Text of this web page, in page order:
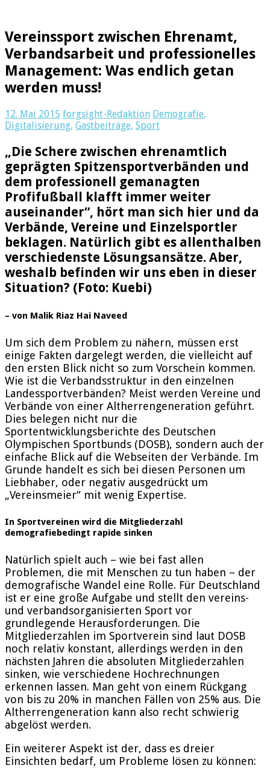
Vereinssport zwischen Ehrenamt,
Verbandsarbeit und professionelles
Management: Was endlich getan
werden muss!
12. Mai 2015 forgsight-Redaktion Demografie,
Digitalisierung, Gastbeiträge, Sport
„Die Schere zwischen ehrenamtlich
geprägten Spitzensportverbänden und
dem professionell gemanagten
Profifußball klafft immer weiter
auseinander“, hört man sich hier und da
Verbände, Vereine und Einzelsportler
beklagen. Natürlich gibt es allenthalben
verschiedenste Lösungsansätze. Aber,
weshalb befinden wir uns eben in dieser
Situation? (Foto: Kuebi)
– von Malik Riaz Hai Naveed
Um sich dem Problem zu nähern, müssen erst
einige Fakten dargelegt werden, die vielleicht auf
den ersten Blick nicht so zum Vorschein kommen.
Wie ist die Verbandsstruktur in den einzelnen
Landessportverbänden? Meist werden Vereine und
Verbände von einer Altherrengeneration geführt.
Dies belegen nicht nur die
Sportentwicklungsberichte des Deutschen
Olympischen Sportbunds (DOSB), sondern auch der
einfache Blick auf die Webseiten der Verbände. Im
Grunde handelt es sich bei diesen Personen um
Liebhaber, oder negativ ausgedrückt um
„Vereinsmeier“ mit wenig Expertise.
In Sportvereinen wird die Mitgliederzahl
demografiebedingt rapide sinken
Natürlich spielt auch – wie bei fast allen
Problemen, die mit Menschen zu tun haben – der
demografische Wandel eine Rolle. Für Deutschland
ist er eine große Aufgabe und stellt den vereins-
und verbandsorganisierten Sport vor
grundlegende Herausforderungen. Die
Mitgliederzahlen im Sportverein sind laut DOSB
noch relativ konstant, allerdings werden in den
nächsten Jahren die absoluten Mitgliederzahlen
sinken, wie verschiedene Hochrechnungen
erkennen lassen. Man geht von einem Rückgang
von bis zu 20% in manchen Fällen von 25% aus. Die
Altherrengeneration kann also recht schwierig
abgelöst werden.
Ein weiterer Aspekt ist der, dass es dreier
Einsichten bedarf, um Probleme lösen zu können: